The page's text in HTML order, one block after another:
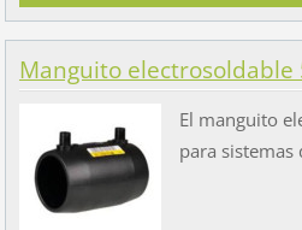
Manguito electrosoldable
El manguito
para sistemas